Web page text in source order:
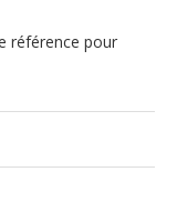
référence pour